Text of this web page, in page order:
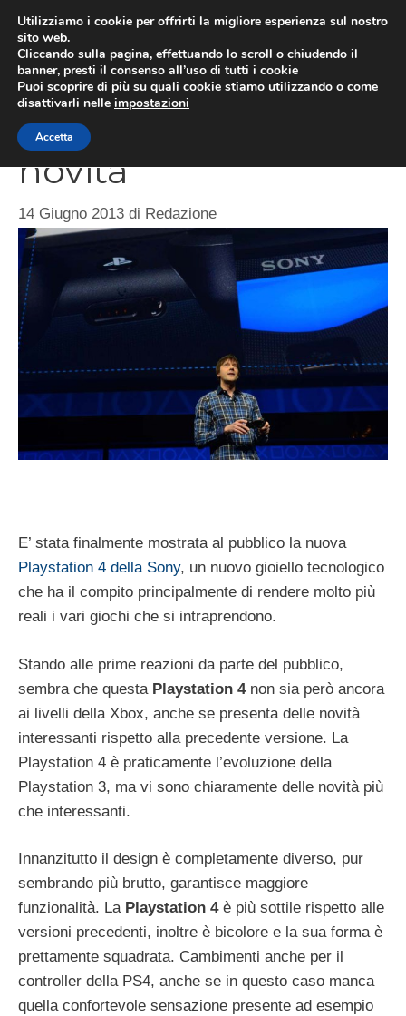
contenuto
Play Station 4 le
novità
14 Giugno 2013 di Redazione
E’ stata finalmente mostrata al pubblico la nuova
Playstation 4 della Sony, un nuovo gioiello tecnologico
che ha il compito principalmente di rendere molto più
reali i vari giochi che si intraprendono.
Stando alle prime reazioni da parte del pubblico,
sembra che questa Playstation 4non sia però ancora
ai livelli della Xbox, anche se presenta delle novità
interessanti rispetto alla precedente versione. La
Playstation 4 è praticamente l’evoluzione della
Playstation 3, ma vi sono chiaramente delle novità più
che interessanti.
Innanzitutto il design è completamente diverso, pur
sembrando più brutto, garantisce maggiore
funzionalità. La Playstation 4è più sottile rispetto alle
versioni precedenti, inoltre è bicolore e la sua forma è
prettamente squadrata. Cambimenti anche per il
controller della PS4, anche se in questo caso manca
quella confortevole sensazione presente ad esempio
Utilizziamo i cookie per offrirti la migliore esperienza sul nostro
sito web.
Cliccando sulla pagina, effettuando lo scroll o chiudendo il
banner, presti il consenso all’uso di tutti i cookie
Puoi scoprire di più su quali cookie stiamo utilizzando o come
disattivarli nelle impostazioni
Accetta